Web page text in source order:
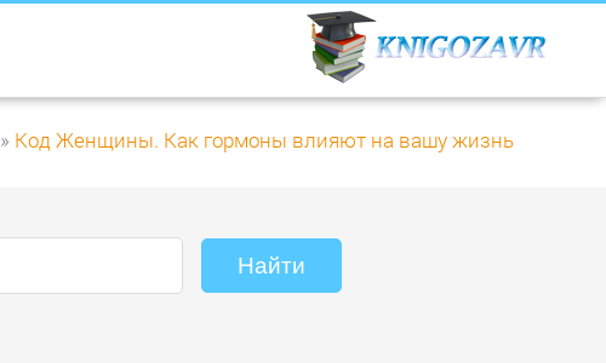
» Код Женщины. Как гормоны влияют на вашу жизнь